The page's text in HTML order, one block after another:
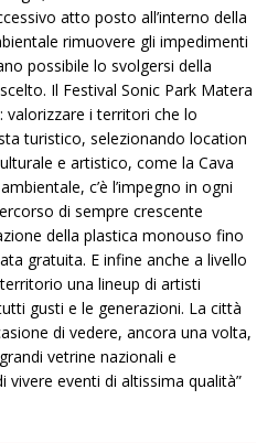
atto posto all’interno della
rimuovere gli impedimenti
possibile lo svolgersi della
Il Festival Sonic Park Matera
valorizzare i territori che lo
turistico, selezionando location
e artistico, come la Cava
c’è l’impegno in ogni
di sempre crescente
della plastica monouso fino
gratuita. E infine anche a livello
una lineup di artisti
gusti e le generazioni. La città
di vedere, ancora una volta,
vetrine nazionali e
vivere eventi di altissima qualità”